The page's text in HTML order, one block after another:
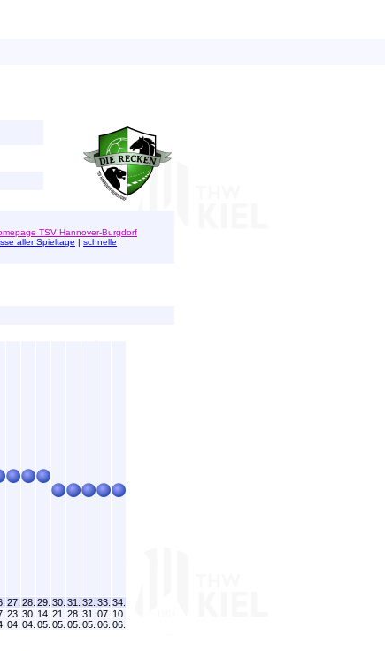
TSV Hannover-Burgdorf
aller Spieltage | schnelle
27. 28. 29. 30. 31. 32. 33. 34.
23.
04.
30.
04.
14.
05.
21.
05.
28.
05.
31.
05.
07.
06.
10.
06.